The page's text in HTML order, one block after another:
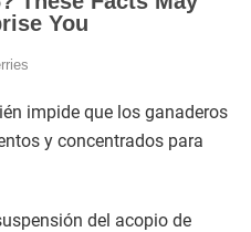
impide que los ganaderos
y concentrados para
del acopio de